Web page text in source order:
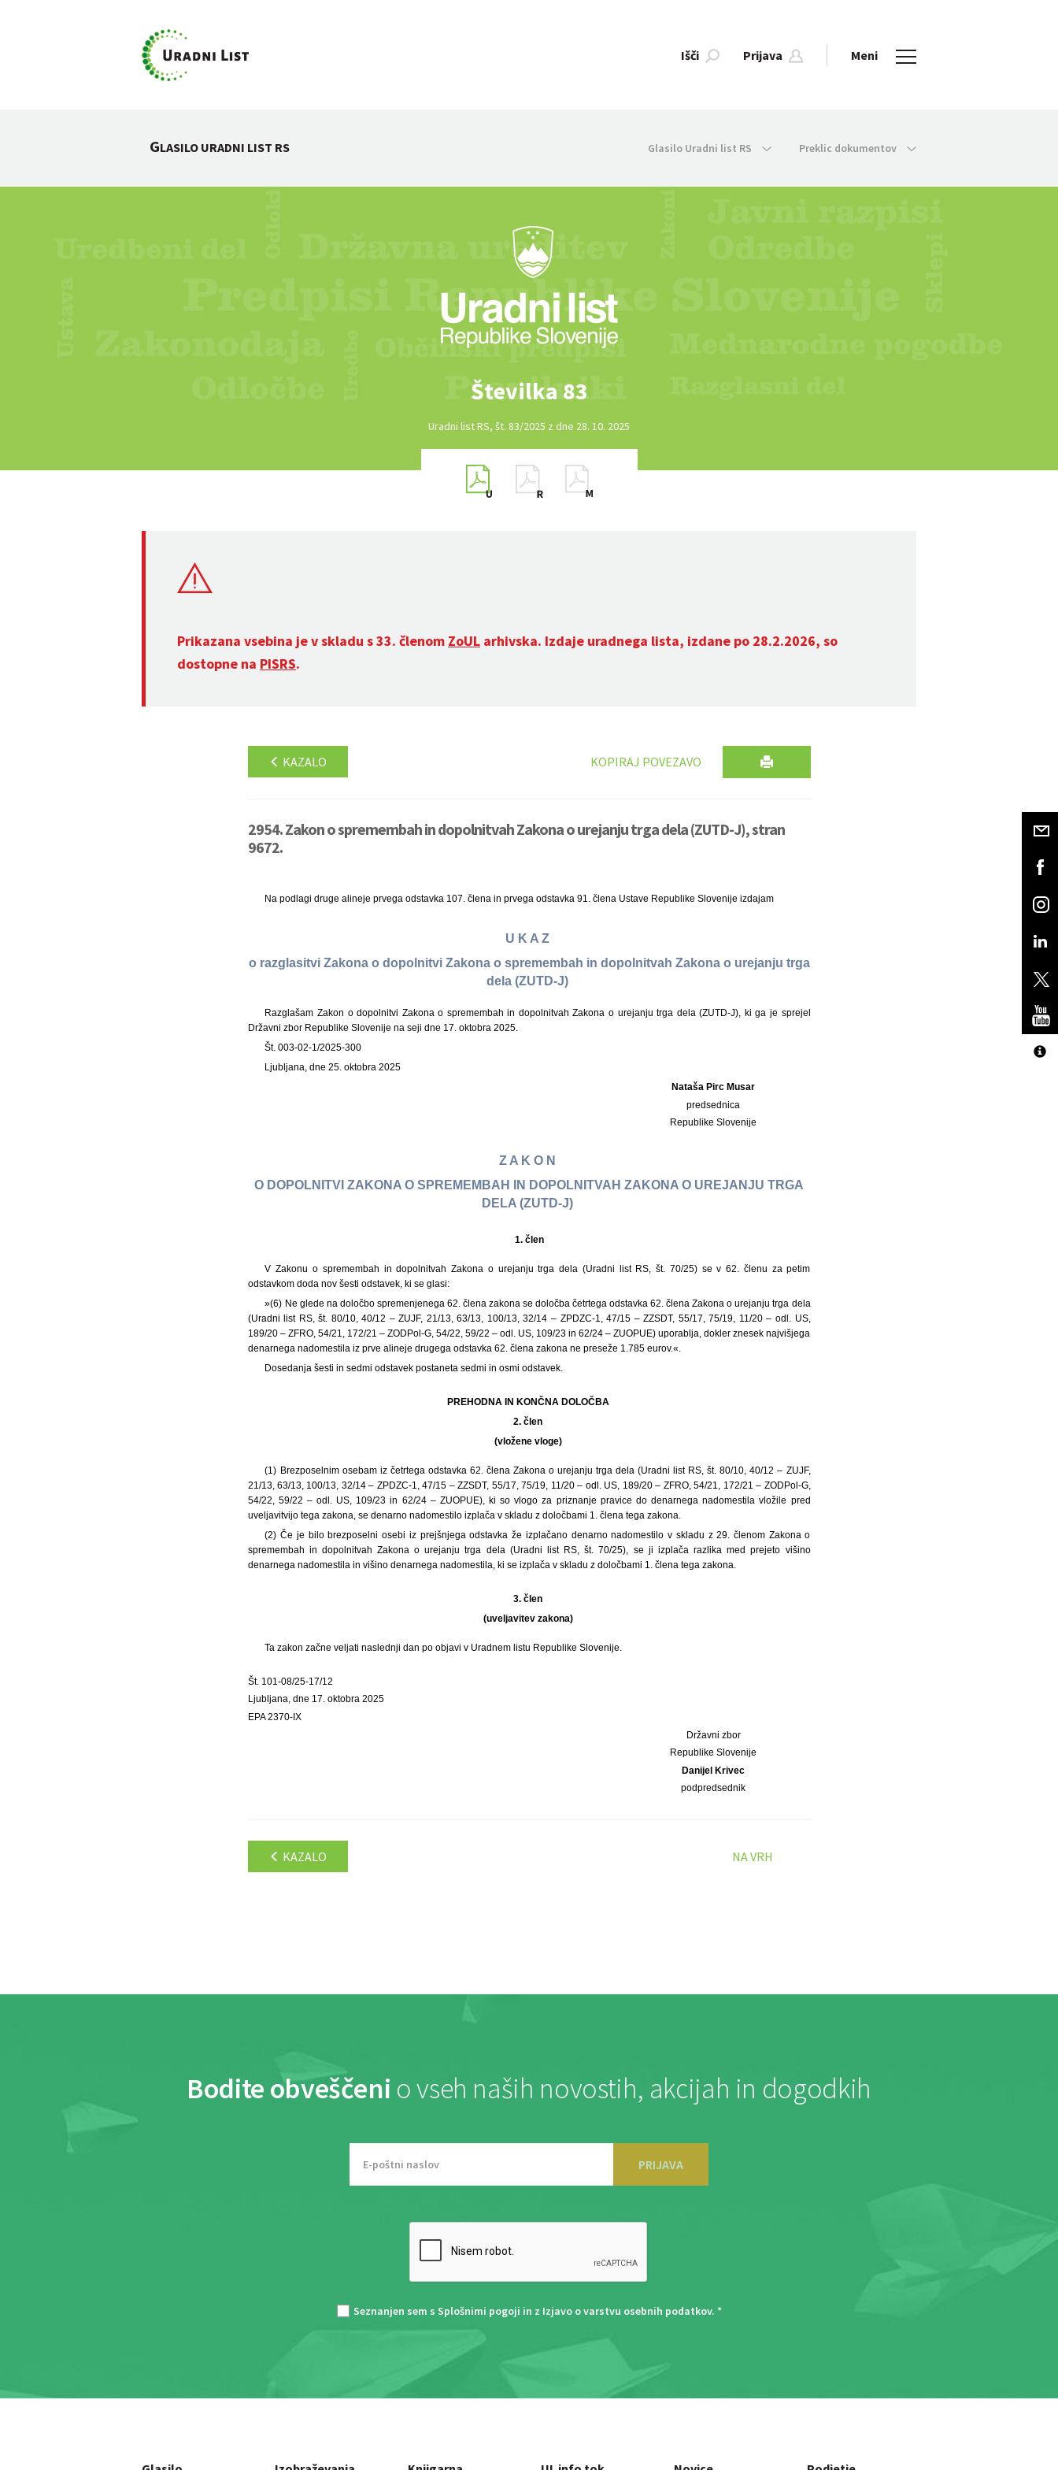
Išči Prijava Meni
GLASILO URADNI LIST RS Glasilo Uradni list RS Preklic dokumentov
Številka 83
Uradni list RS, št. 83/2025 z dne 28. 10. 2025
Prikazana vsebina je v skladu s 33. členom ZoUL arhivska. Izdaje uradnega lista, izdane po 28.2.2026, so
dostopne na PISRS.
KAZALO KOPIRAJ POVEZAVO
2954. Zakon o spremembah in dopolnitvah Zakona o urejanju trga dela (ZUTD-J), stran
9672.
Na podlagi druge alineje prvega odstavka 107. člena in prvega odstavka 91. člena Ustave Republike Slovenije izdajam
U K A Z
o razglasitvi Zakona o dopolnitvi Zakona o spremembah in dopolnitvah Zakona o urejanju trga
dela (ZUTD-J)
Razglašam Zakon o dopolnitvi Zakona o spremembah in dopolnitvah Zakona o urejanju trga dela (ZUTD-J), ki ga je sprejel
Državni zbor Republike Slovenije na seji dne 17. oktobra 2025.
Št. 003-02-1/2025-300
Ljubljana, dne 25. oktobra 2025
Nataša Pirc Musar
predsednica
Republike Slovenije
Z A K O N
O DOPOLNITVI ZAKONA O SPREMEMBAH IN DOPOLNITVAH ZAKONA O UREJANJU TRGA
DELA (ZUTD-J)
1. člen
V Zakonu o spremembah in dopolnitvah Zakona o urejanju trga dela (Uradni list RS, št. 70/25) se v 62. členu za petim
odstavkom doda nov šesti odstavek, ki se glasi:
»(6) Ne glede na določbo spremenjenega 62. člena zakona se določba četrtega odstavka 62. člena Zakona o urejanju trga dela
(Uradni list RS, št. 80/10, 40/12 – ZUJF, 21/13, 63/13, 100/13, 32/14 – ZPDZC-1, 47/15 – ZZSDT, 55/17, 75/19, 11/20 – odl. US,
189/20 – ZFRO, 54/21, 172/21 – ZODPol-G, 54/22, 59/22 – odl. US, 109/23 in 62/24 – ZUOPUE) uporablja, dokler znesek najvišjega
denarnega nadomestila iz prve alineje drugega odstavka 62. člena zakona ne preseže 1.785 eurov.«.
Dosedanja šesti in sedmi odstavek postaneta sedmi in osmi odstavek.
PREHODNA IN KONČNA DOLOČBA
2. člen
(vložene vloge)
(1) Brezposelnim osebam iz četrtega odstavka 62. člena Zakona o urejanju trga dela (Uradni list RS, št. 80/10, 40/12 – ZUJF,
21/13, 63/13, 100/13, 32/14 – ZPDZC-1, 47/15 – ZZSDT, 55/17, 75/19, 11/20 – odl. US, 189/20 – ZFRO, 54/21, 172/21 – ZODPol-G,
54/22, 59/22 – odl. US, 109/23 in 62/24 – ZUOPUE), ki so vlogo za priznanje pravice do denarnega nadomestila vložile pred
uveljavitvijo tega zakona, se denarno nadomestilo izplača v skladu z določbami 1. člena tega zakona.
(2) Če je bilo brezposelni osebi iz prejšnjega odstavka že izplačano denarno nadomestilo v skladu z 29. členom Zakona o
spremembah in dopolnitvah Zakona o urejanju trga dela (Uradni list RS, št. 70/25), se ji izplača razlika med prejeto višino
denarnega nadomestila in višino denarnega nadomestila, ki se izplača v skladu z določbami 1. člena tega zakona.
3. člen
(uveljavitev zakona)
Ta zakon začne veljati naslednji dan po objavi v Uradnem listu Republike Slovenije.
Št. 101-08/25-17/12
Ljubljana, dne 17. oktobra 2025
EPA 2370-IX
Državni zbor
Republike Slovenije
Danijel Krivec
podpredsednik
KAZALO NA VRH
Bodite obveščeni o vseh naših novostih, akcijah in dogodkih
PRIJAVA
Seznanjen sem s Splošnimi pogoji in z Izjavo o varstvu osebnih podatkov. *